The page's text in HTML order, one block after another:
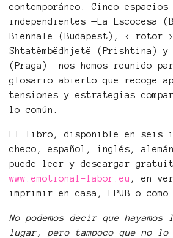
contemporáneo. Cinco
independientes —La Escocesa
Biennale (Budapest), < rotor
Shtatëmbëdhjetë (Prishtina)
(Praga)— nos hemos reunido
glosario abierto que recoge
tensiones y estrategias
lo común.
El libro, disponible en seis
checo, español, inglés,
puede leer y descargar
www.emotional-labor.eu , en
imprimir en casa, EPUB o como
No podemos decir que
lugar, pero tampoco que no lo